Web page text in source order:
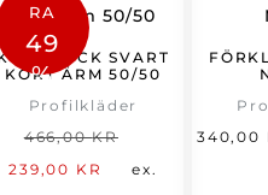
RA
49
%
SVART
KORT ÄRM 50/50
Profilkläder
466,00KR
ursprungliga
239,00 KR
Det
ex.
340,00